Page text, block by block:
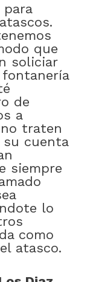
que
soliciar
de
a
traten
cuenta
siempre
lo
como
atasco.